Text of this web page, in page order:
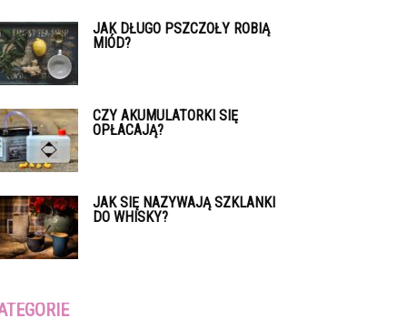
JAK DŁUGO PSZCZOŁY ROBIĄ
MIÓD?
CZY AKUMULATORKI SIĘ
OPŁACAJĄ?
JAK SIĘ NAZYWAJĄ SZKLANKI
DO WHISKY?